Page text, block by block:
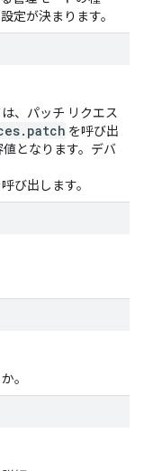
定が決まります。
、パッチ リクエス
を呼び出
値となります。デバ
び出します。
。